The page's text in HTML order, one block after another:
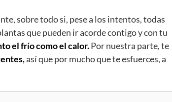
sobre todo si, pese a los intentos, todas
que pueden ir acorde contigo y con tu
el frío como el calor.Por nuestra parte, te
así que por mucho que te esfuerces, a